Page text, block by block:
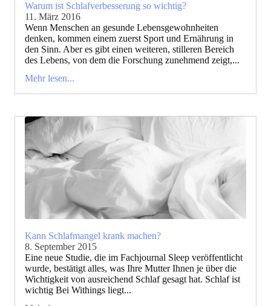
Warum ist Schlafverbesserung so wichtig?
11. März 2016
Wenn Menschen an gesunde Lebensgewohnheiten
denken, kommen einem zuerst Sport und Ernährung in
den Sinn. Aber es gibt einen weiteren, stilleren Bereich
des Lebens, von dem die Forschung zunehmend zeigt,...
Mehr lesen...
Kann Schlafmangel krank machen?
8. September 2015
Eine neue Studie, die im Fachjournal Sleep veröffentlicht
wurde, bestätigt alles, was Ihre Mutter Ihnen je über die
Wichtigkeit von ausreichend Schlaf gesagt hat. Schlaf ist
wichtig Bei Withings liegt...